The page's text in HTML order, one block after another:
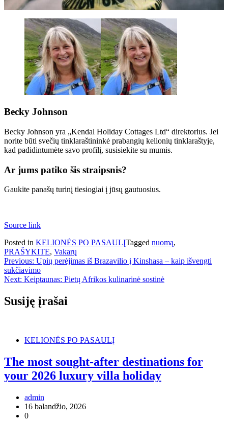
Becky Johnson
Becky Johnson yra „Kendal Holiday Cottages Ltd“ direktorius. Jei
norite būti svečių tinklaraštininkė prabangių kelionių tinklaraštyje,
kad padidintumėte savo profilį, susisiekite su mumis.
Ar jums patiko šis straipsnis?
Gaukite panašų turinį tiesiogiai į jūsų gautuosius.
Source link
Posted in KELIONĖS PO PASAULĮTagged nuomą,
PRAŠYKITE, Vakarų
Navigacija
tarp
Previous: Upių perėjimas iš Brazavilio į Kinshasa – kaip išvengti
sukčiavimo
Next: Keiptaunas: Pietų Afrikos kulinarinė sostinė
Susiję įrašai
KELIONĖS PO PASAULĮ
The most sought-after destinations for
your 2026 luxury villa holiday
admin
16 balandžio, 2026
0